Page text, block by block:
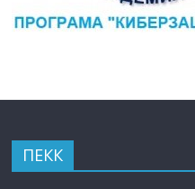
ПЕКК